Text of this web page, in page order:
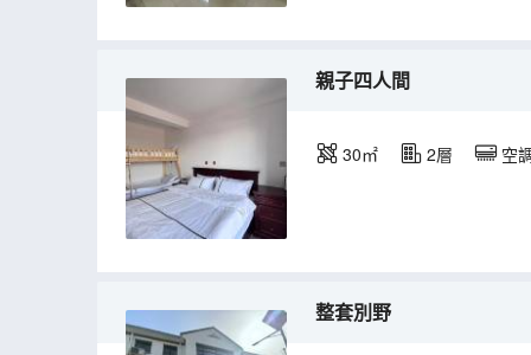
親子四人間
30㎡ 2層 空
整套別野